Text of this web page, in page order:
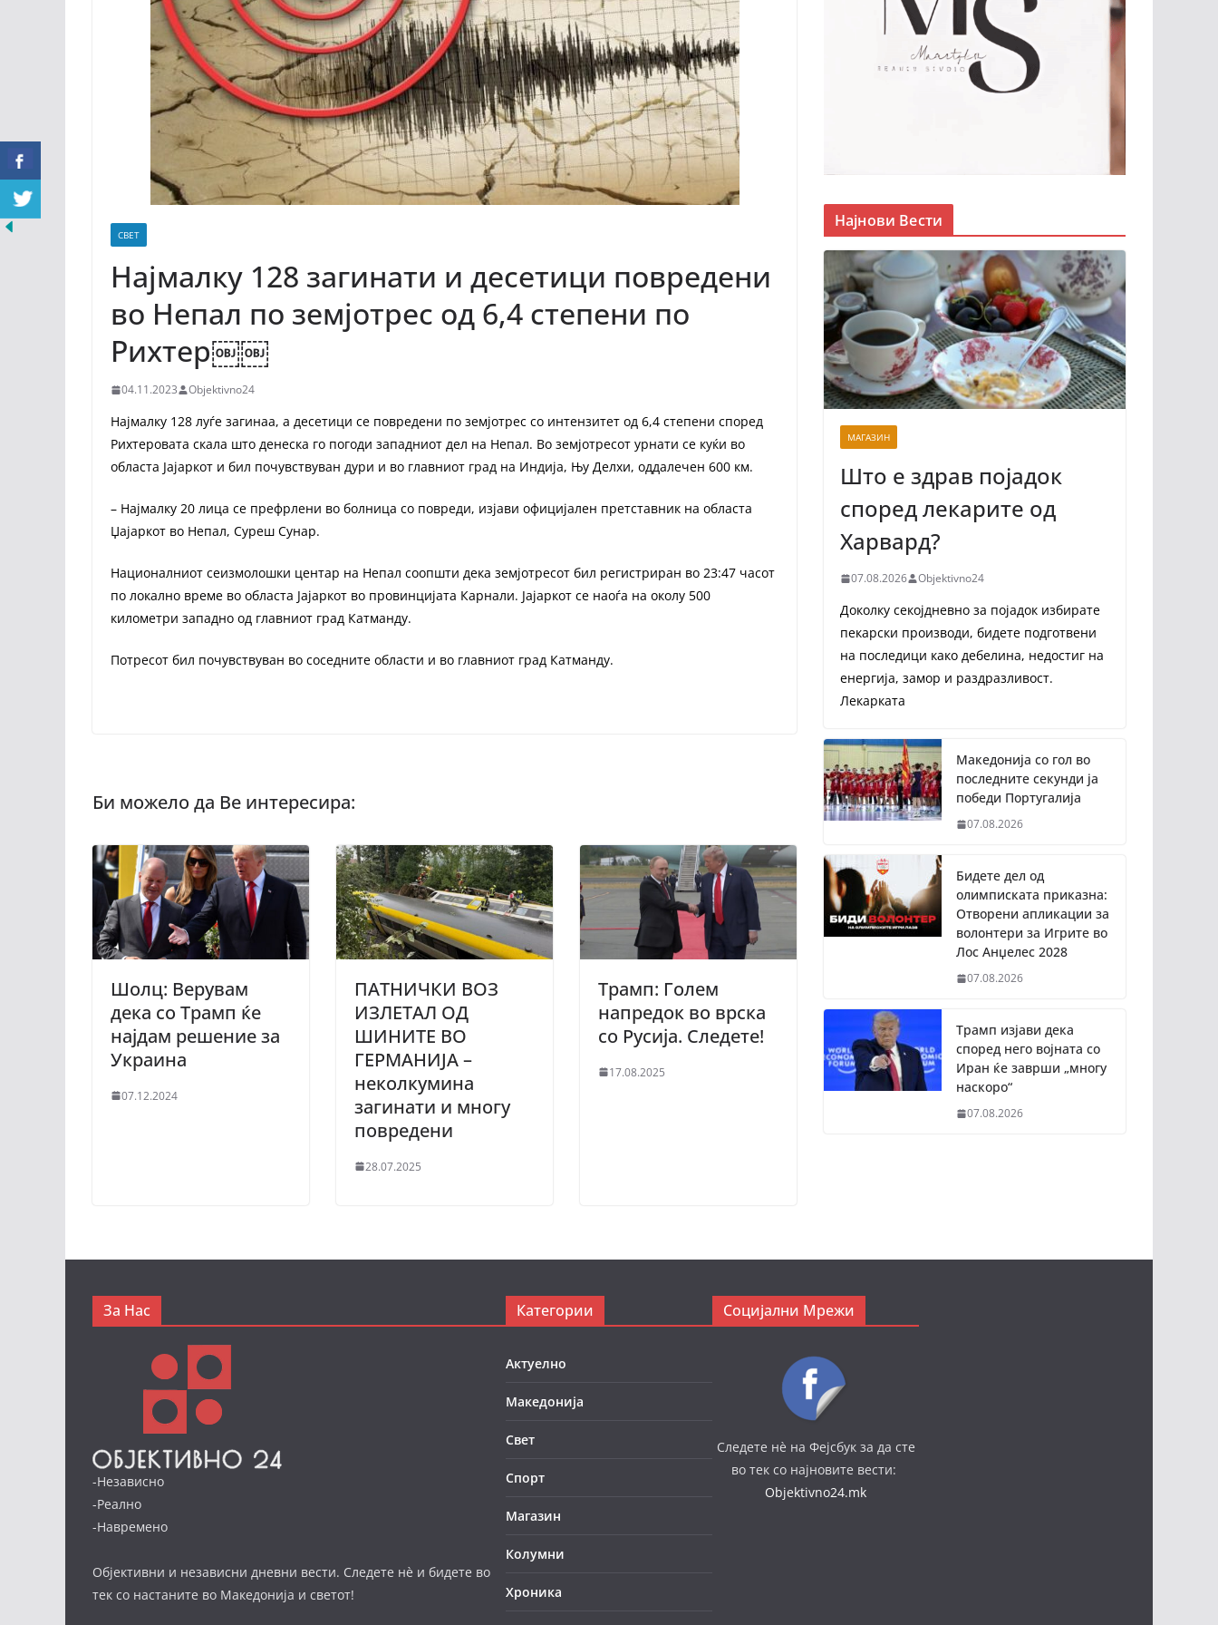
СВЕТ
Најмалку 128 загинати и десетици повредени
во Непал по земјотрес од 6,4 степени по
Рихтер￼￼
04.11.2023 Objektivno24
Најмалку 128 луѓе загинаа, а десетици се повредени по земјотрес со интензитет од 6,4 степени според
Рихтеровата скала што денеска го погоди западниот дел на Непал. Во земјотресот урнати се куќи во
областа Јајаркот и бил почувствуван дури и во главниот град на Индија, Њу Делхи, оддалечен 600 км.
– Најмалку 20 лица се префрлени во болница со повреди, изјави официјален претставник на областа
Џајаркот во Непал, Суреш Сунар.
Националниот сеизмолошки центар на Непал соопшти дека земјотресот бил регистриран во 23:47 часот
по локално време во областа Јајаркот во провинцијата Карнали. Јајаркот се наоѓа на околу 500
километри западно од главниот град Катманду.
Потресот бил почувствуван во соседните области и во главниот град Катманду.
Шолц: Верувам
дека со Трамп ќе
најдам решение за
Украина
07.12.2024
ПАТНИЧКИ ВОЗ
ИЗЛЕТАЛ ОД
ШИНИТЕ ВО
ГЕРМАНИЈА –
неколкумина
загинати и многу
повредени
28.07.2025
Трамп: Гoлем
напредок во врска
со Русија. Следете!
17.08.2025
Најнови Вести
МАГАЗИН
Што е здрав појадок
според лекарите од
Харвард?
07.08.2026 Objektivno24
Доколку секојдневно за појадок избирате
пекарски производи, бидете подготвени
на последици како дебелина, недостиг на
енергија, замор и раздразливост.
Лекарката
Македонија со гол во
последните секунди ја
победи Португалија
07.08.2026
Бидете дел од
олимписката приказна:
Отворени апликации за
волонтери за Игрите во
Лос Анџелес 2028
07.08.2026
Трамп изјави дека
според него војната со
Иран ќе заврши „многу
наскоро“
07.08.2026
За Нас
-Независно
-Реално
-Навремено
Објективни и независни дневни вести. Следете нè и бидете во
тек со настаните во Македонија и светот!
Категории
Актуелно
Македонија
Свет
Спорт
Магазин
Колумни
Хроника
Социјални Мрежи
Следете нè на Фејсбук за да сте
во тек со најновите вести:
Objektivno24.mk